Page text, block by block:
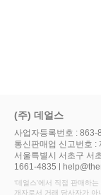
(주) 데얼스
사업자등록번호 : 863-
통신판매업 신고번호
서울특별시 서초구 서
1661-4835
‘데얼스'에서 직접 판매하
개자로서 거래 당사자가 아